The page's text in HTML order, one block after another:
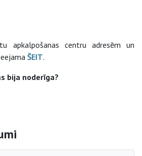
apkalpošanas centru adresēm un
ŠEIT.
bija noderīga?